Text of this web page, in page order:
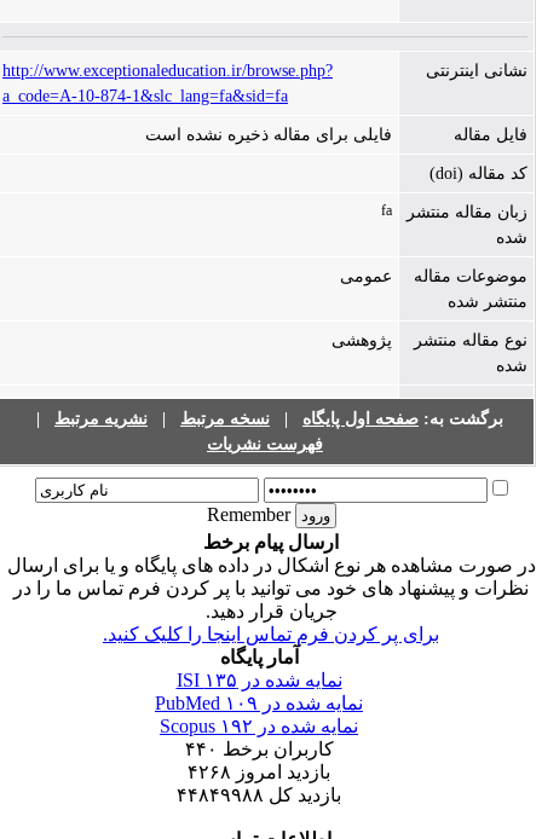
نشانی اینترنتی
http://www.exceptionaleducation.ir/browse.php?
a_code=A-10-874-1&slc_lang=fa&sid=fa
فایل مقاله فایلی برای مقاله ذخیره نشده است
کد مقاله (doi)
زبان مقاله منتشر
شده
موضوعات مقاله
منتشر شده
عمومی
نوع مقاله منتشر
شده
پژوهشی
برگشت به:صفحه اول پایگاه| نسخه مرتبط| نشریه مرتبط|
فهرست نشریات
Remember
ارسال پیام برخط
صورت مشاهده هر نوع اشکال در داده های پایگاه و یا برای ارسال
نظرات و پیشنهاد های خود می توانید با پر کردن فرم تماس ما را در
جریان قرار دهید.
برای پر کردن فرم تماس اینجا را کلیک کنید.
آمار پایگاه
نمایه شده در ISI۱۳۵
نمایه شده در PubMed۱۰۹
نمایه شده در Scopus۱۹۲
کاربران برخط۴۴۰
بازدید امروز۴۲۶۸
بازدید کل ۴۴۸۴۹۹۸۸